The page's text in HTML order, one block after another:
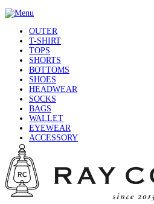
OUTER
T-SHIRT
TOPS
SHORTS
BOTTOMS
SHOES
HEADWEAR
SOCKS
BAGS
WALLET
EYEWEAR
ACCESSORY